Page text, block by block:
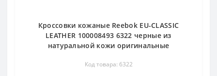
Кроссовки кожаные Reebok EU-CLASSIC
LEATHER 100008493 6322 черные из
натуральной кожи оригинальные
Код товара: 6322